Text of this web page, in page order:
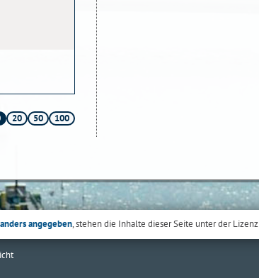
20 50 100
anders angegeben, stehen die Inhalte dieser Seite unter der Lizenz